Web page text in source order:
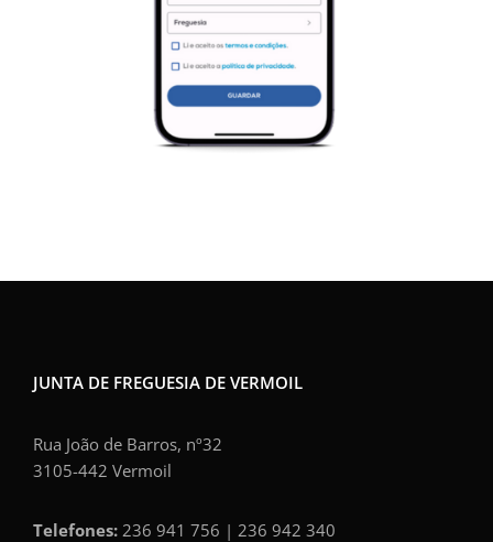
JUNTA DE FREGUESIA DE VERMOIL
Rua João de Barros, nº32
3105-442 Vermoil
Telefones: 236 941 756 | 236 942 340